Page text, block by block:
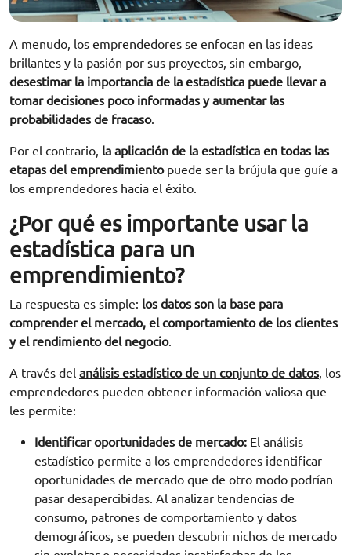
A menudo, los emprendedores se enfocan en las ideas
brillantes y la pasión por sus proyectos, sin embargo,
desestimar la importancia de la estadística puede llevar a
tomar decisiones poco informadas y aumentar las
probabilidades de fracaso.
Por el contrario, la aplicación de la estadística en todas las
etapas del emprendimientopuede ser la brújula que guíe a
los emprendedores hacia el éxito.
¿Por qué es importante usar la
estadística para un
emprendimiento?
La respuesta es simple: los datos son la base para
comprender el mercado, el comportamiento de los clientes
y el rendimiento del negocio.
A través del análisis estadístico de un conjunto de datos, los
emprendedores pueden obtener información valiosa que
les permite:
Identificar oportunidades de mercado: El análisis
estadístico permite a los emprendedores identificar
oportunidades de mercado que de otro modo podrían
pasar desapercibidas. Al analizar tendencias de
consumo, patrones de comportamiento y datos
demográficos, se pueden descubrir nichos de mercado